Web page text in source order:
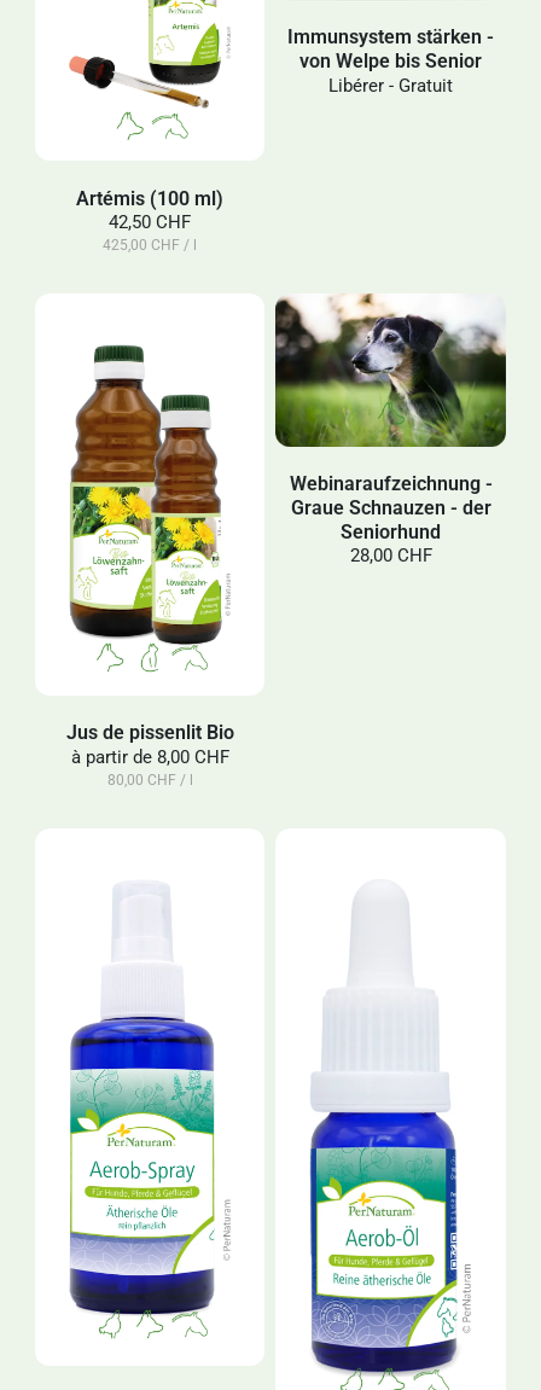
Artémis (100 ml)
42,50 CHF
425,00 CHF / l
Immunsystem stärken -
von Welpe bis Senior
Libérer - Gratuit
Jus de pissenlit Bio
à partir de8,00 CHF
80,00 CHF / l
Webinaraufzeichnung -
Graue Schnauzen - der
Seniorhund
28,00 CHF